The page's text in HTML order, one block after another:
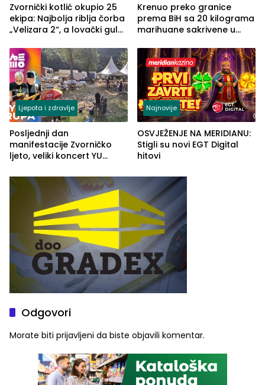
Zvornički kotlić okupio 25
ekipa: Najbolja riblja čorba
„Velizara 2“, a lovački gulaš
Krenuo preko granice
prema BiH sa 20 kilograma
marihuane sakrivene u
Ljepota i zdravlje
Posljednji dan
manifestacije Zvorničko
ljeto, veliki koncert YU
ove godine
Najnovije
OSVJEŽENJE NA MERIDIANU:
Stigli su novi EGT Digital
hitovi
Odgovori
Morate biti prijavljeni da biste objavili komentar.